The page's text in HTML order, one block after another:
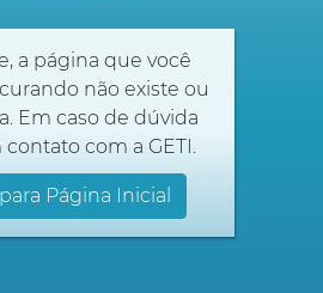
a página que você
não existe ou
Em caso de dúvida
com a GETI.
Página Inicial